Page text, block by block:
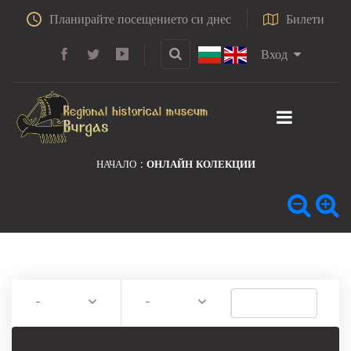
Планирайте посещението си днес Билети
Вход
НАЧАЛО ОНЛАЙН КОЛЕКЦИИ
- -